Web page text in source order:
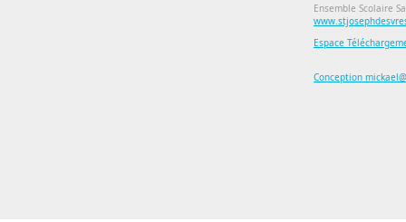
Ensemble Scolaire
Espace
Conception